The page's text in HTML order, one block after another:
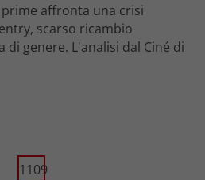
affronta una crisi
scarso ricambio
di genere. L'analisi dal Ciné di
1109